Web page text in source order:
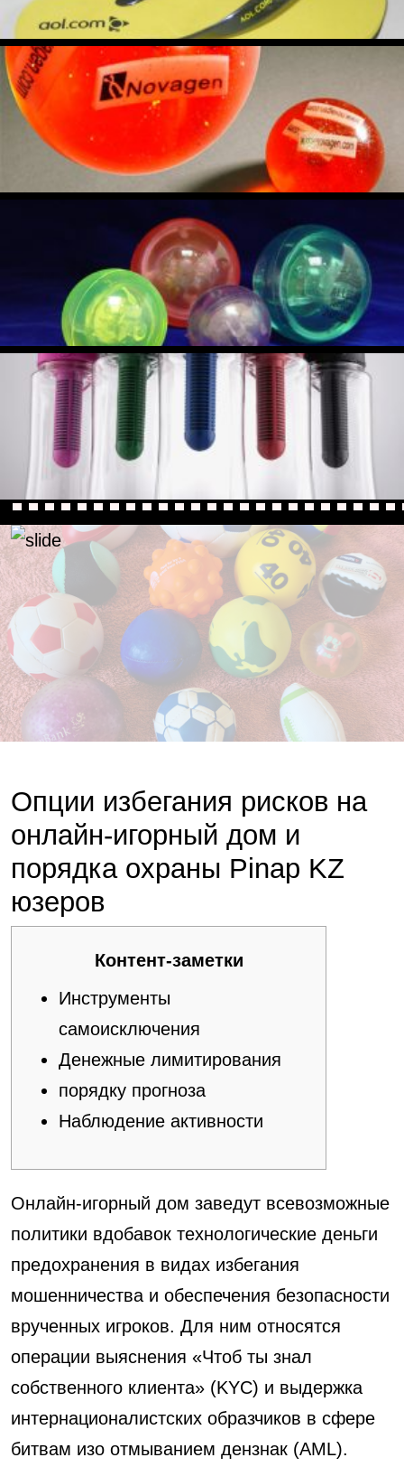
Опции избегания рисков на
онлайн-игорный дом и
порядка охраны Pinap KZ
юзеров
Контент-заметки
Инструменты
самоисключения
Денежные лимитирования
порядку прогноза
Наблюдение активности
Онлайн-игорный дом заведут всевозможные
политики вдобавок технологические деньги
предохранения в видах избегания
мошенничества и обеспечения безопасности
врученных игроков. Для ним относятся
операции выяснения «Чтоб ты знал
собственного клиента» (KYC) и выдержка
интернационалистских образчиков в сфере
битвам изо отмыванием дензнак (AML).